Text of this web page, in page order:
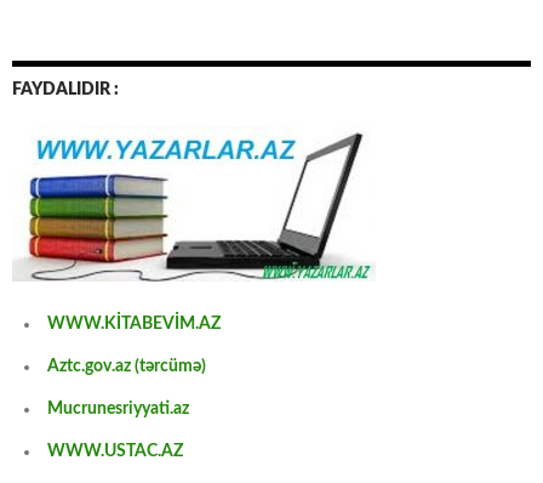
FAYDALIDIR :
WWW.KİTABEVİM.AZ
Aztc.gov.az (tərcümə)
Mucrunesriyyati.az
WWW.USTAC.AZ